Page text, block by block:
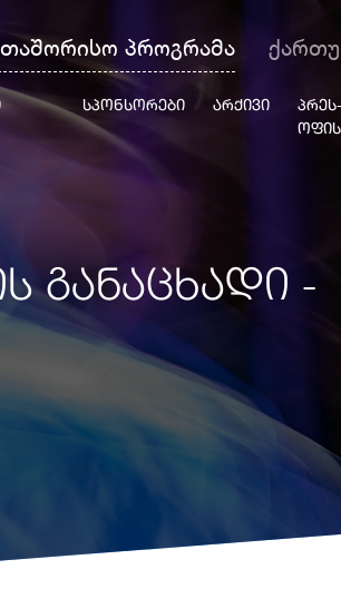
პროგრამა
ᲡᲞᲝᲜᲡᲝᲠᲔᲑᲘ ᲐᲠᲥᲘᲕᲘ
ᲞᲠᲔᲡ-
ᲒᲐᲜᲐᲪᲮᲐᲓᲘ -